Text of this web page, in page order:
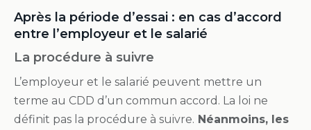
Après la période d’essai : en cas d’accord
entre l’employeur et le salarié
La procédure à suivre
L’employeur et le salarié peuvent mettre un
terme au CDD d’un commun accord. La loi ne
définit pas la procédure à suivre. Néanmoins, les